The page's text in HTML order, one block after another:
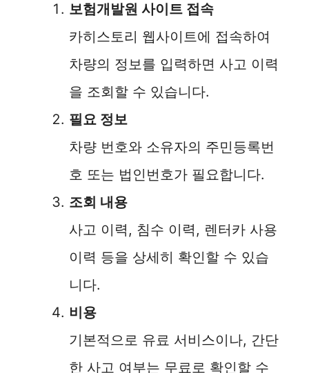
보험개발원 사이트 접속
카히스토리 웹사이트에 접속하여
차량의 정보를 입력하면 사고 이력
을 조회할 수 있습니다.
필요 정보
차량 번호와 소유자의 주민등록번
호 또는 법인번호가 필요합니다.
조회 내용
사고 이력, 침수 이력, 렌터카 사용
이력 등을 상세히 확인할 수 있습
니다.
비용
기본적으로 유료 서비스이나, 간단
한 사고 여부는 무료로 확인할 수